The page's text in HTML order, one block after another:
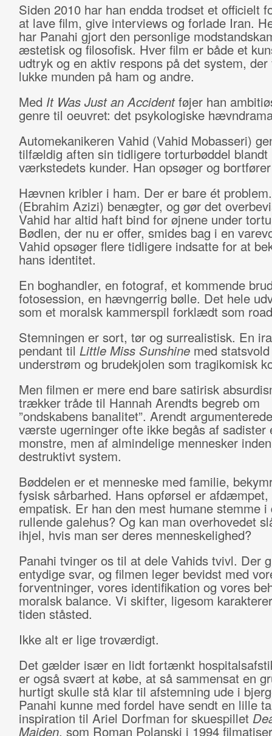
Siden 2010 har han endda trodset et officielt
at lave film, give interviews og forlade Iran.
har Panahi gjort den personlige
æstetisk og filosofisk. Hver film er både et
udtryk og en aktiv respons på det system,
lukke munden på ham og andre.
Med It Was Just an Accidentføjer han
genre til oeuvret: det psykologiske
Automekanikeren Vahid (Vahid Mobasseri)
tilfældig aften sin tidligere torturbøddel blandt
værkstedets kunder. Han opsøger og
Hævnen kribler i ham. Der er bare ét
(Ebrahim Azizi) benægter, og gør det
Vahid har altid haft bind for øjnene under
Bødlen, der nu er offer, smides bag i en
Vahid opsøger flere tidligere indsatte for at
hans identitet.
En boghandler, en fotograf, et kommende
fotosession, en hævngerrig bølle. Det hele
som et moralsk kammerspil forklædt som
Stemningen er sort, tør og surrealistisk. En
pendant til Little Miss Sunshinemed statsvold
understrøm og brudekjolen som tragikomisk
Men filmen er mere end bare satirisk
trækker tråde til Hannah Arendts begreb om
”ondskabens banalitet”. Arendt
værste ugerninger ofte ikke begås af sadister
monstre, men af almindelige mennesker
destruktivt system.
Bøddelen er et menneske med familie,
fysisk sårbarhed. Hans opførsel er
empatisk. Er han den mest humane stemme i
rullende galehus? Og kan man overhovedet
ihjel, hvis man ser deres menneskelighed?
Panahi tvinger os til at dele Vahids tvivl. Der
entydige svar, og filmen leger bevidst med
forventninger, vores identifikation og vores
moralsk balance. Vi skifter, ligesom
tiden ståsted.
Ikke alt er lige troværdigt.
Det gælder især en lidt fortænkt
er også svært at købe, at så sammensat en
hurtigt skulle stå klar til afstemning ude i
Panahi kunne med fordel have sendt en lille
inspiration til Ariel Dorfman for skuespillet
Maiden, som Roman Polanski i 1994